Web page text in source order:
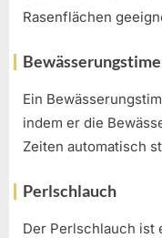
Rasenflächen
Ein
indem er die
Zeiten automatisch
Perlschlauch
Der Perlschlauch ist